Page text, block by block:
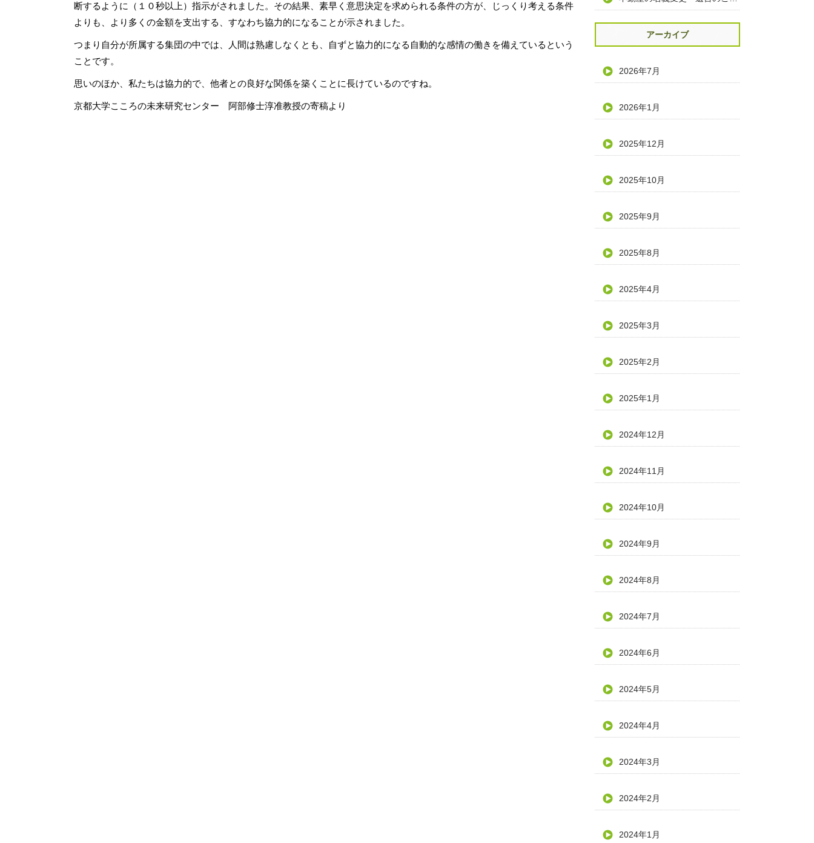
断するように（１０秒以上）指示がされました。その結果、素早く意思決定を求められる条件の方が、じっくり考える条件
よりも、より多くの金額を支出する、すなわち協力的になることが示されました。
つまり自分が所属する集団の中では、人間は熟慮しなくとも、自ずと協力的になる自動的な感情の働きを備えているという
ことです。
思いのほか、私たちは協力的で、他者との良好な関係を築くことに長けているのですね。
京都大学こころの未来研究センター 阿部修士淳准教授の寄稿より
アーカイブ
2026年7月
2026年1月
2025年12月
2025年10月
2025年9月
2025年8月
2025年4月
2025年3月
2025年2月
2025年1月
2024年12月
2024年11月
2024年10月
2024年9月
2024年8月
2024年7月
2024年6月
2024年5月
2024年4月
2024年3月
2024年2月
2024年1月